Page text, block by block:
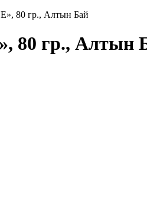
80 гр., Алтын Бай
гр., Алтын